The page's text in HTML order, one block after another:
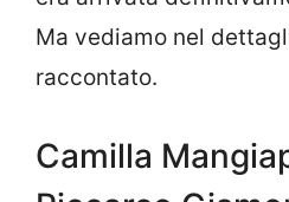
Ma vediamo nel
raccontato.
Camilla